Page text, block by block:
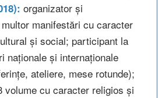
organizator și
manifestări cu caracter
și social; participant la
naționale și internaționale
ateliere, mese rotunde);
volume cu caracter religios și